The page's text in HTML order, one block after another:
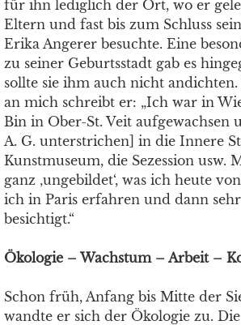
für ihn lediglich der Ort, wo er
Eltern und fast bis zum Schluss
Erika Angerer besuchte. Eine
zu seiner Geburtsstadt gab es
sollte sie ihm auch nicht
an mich schreibt er: „Ich war in
Bin in Ober-St. Veit aufgewachsen
A. G. unterstrichen] in die Innere
Kunstmuseum, die Sezession usw.
ganz ‚ungebildet‘, was ich heute
ich in Paris erfahren und dann
besichtigt.“
Ökologie – Wachstum – Arbeit –
Schon früh, Anfang bis Mitte der
wandte er sich der Ökologie zu.